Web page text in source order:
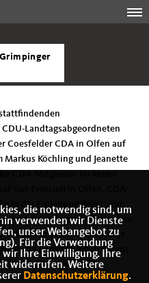
Landtagsabgeordneten
Coesfelder CDA in Olfen auf
Markus Köchling und Jeanette
Gut Eversum in Olfen. CDA-
in der Einladung dazu: „Ein
wird das Tagesprogramm im
Wilhelm Sendermann seine
Entwicklungen Olfens
ist ferner in einer
die notwendig sind, um
verwenden wir Dienste
unser Webangebot zu
Für die Verwendung
Ihre Einwilligung. Ihre
widerrufen. Weitere
Datenschutzerklärung.